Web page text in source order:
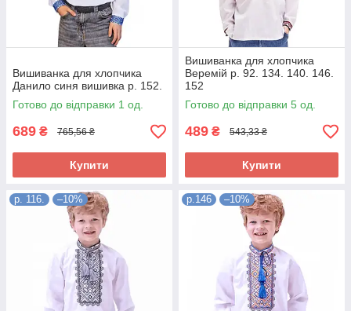
Вишиванка для хлопчика
Данило синя вишивка р. 152.
Готово до відправки 1 од.
689 ₴ 765,56 ₴
Купити
Вишиванка для хлопчика
Веремій р. 92. 134. 140. 146.
152
Готово до відправки 5 од.
489 ₴ 543,33 ₴
Купити
р. 116. –10% р.146 –10%